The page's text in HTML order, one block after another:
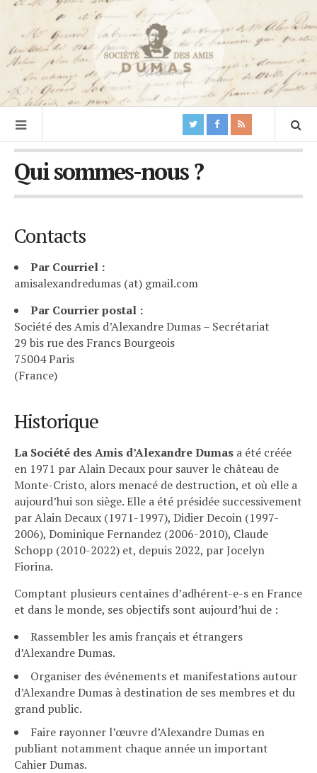
Qui sommes-nous ?
Contacts
Par Courriel :
amisalexandredumas (at) gmail.com
Par Courrier postal :
Société des Amis d’Alexandre Dumas – Secrétariat
29 bis rue des Francs Bourgeois
75004 Paris
(France)
Historique
La Société des Amis d’Alexandre Dumas a été créée
en 1971 par Alain Decaux pour sauver le château de
Monte-Cristo, alors menacé de destruction, et où elle a
aujourd’hui son siège. Elle a été présidée successivement
par Alain Decaux (1971-1997), Didier Decoin (1997-
2006), Dominique Fernandez (2006-2010), Claude
Schopp (2010-2022) et, depuis 2022, par Jocelyn
Fiorina.
Comptant plusieurs centaines d’adhérent-e-s en France
et dans le monde, ses objectifs sont aujourd’hui de :
Rassembler les amis français et étrangers
d’Alexandre Dumas.
Organiser des événements et manifestations autour
d’Alexandre Dumas à destination de ses membres et du
grand public.
Faire rayonner l’œuvre d’Alexandre Dumas en
publiant notamment chaque année un important
Cahier Dumas.